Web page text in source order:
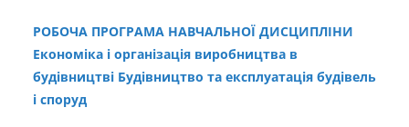
РОБОЧА ПРОГРАМА НАВЧАЛЬНОЇ ДИСЦИПЛІНИ
Економіка і організація виробництва в
будівництві Будівництво та експлуатація будівель
і споруд